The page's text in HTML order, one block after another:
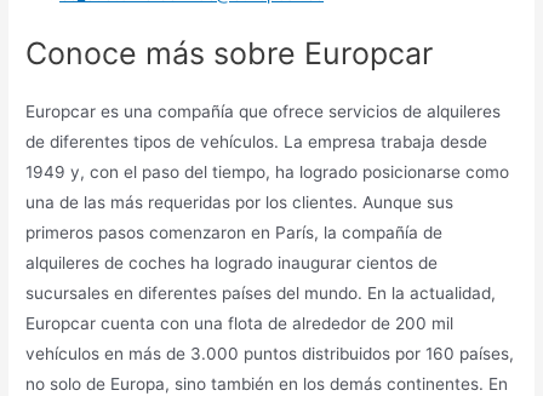
Conoce más sobre Europcar
Europcar es una compañía que ofrece servicios de alquileres
de diferentes tipos de vehículos. La empresa trabaja desde
1949 y, con el paso del tiempo, ha logrado posicionarse como
una de las más requeridas por los clientes. Aunque sus
primeros pasos comenzaron en París, la compañía de
alquileres de coches ha logrado inaugurar cientos de
sucursales en diferentes países del mundo. En la actualidad,
Europcar cuenta con una flota de alrededor de 200 mil
vehículos en más de 3.000 puntos distribuidos por 160 países,
no solo de Europa, sino también en los demás continentes. En